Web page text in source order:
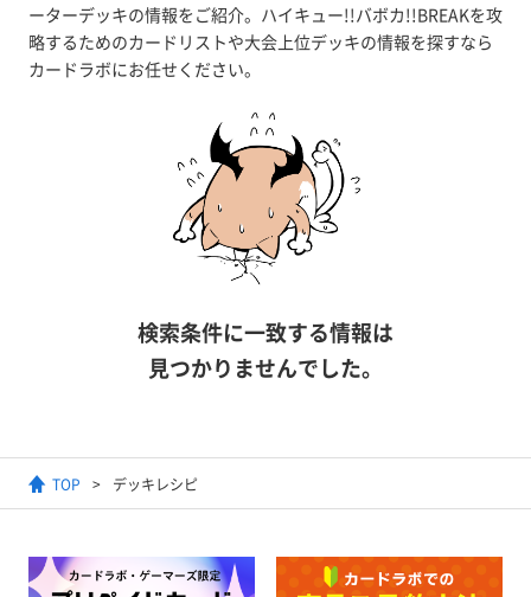
ーターデッキの情報をご紹介。ハイキュー!!バボカ!!BREAKを攻
略するためのカードリストや大会上位デッキの情報を探すなら
カードラボにお任せください。
検索条件に一致する情報は
見つかりませんでした。
TOP デッキレシピ